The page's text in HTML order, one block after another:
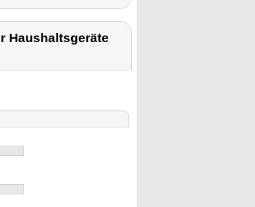
Haushaltsgeräte